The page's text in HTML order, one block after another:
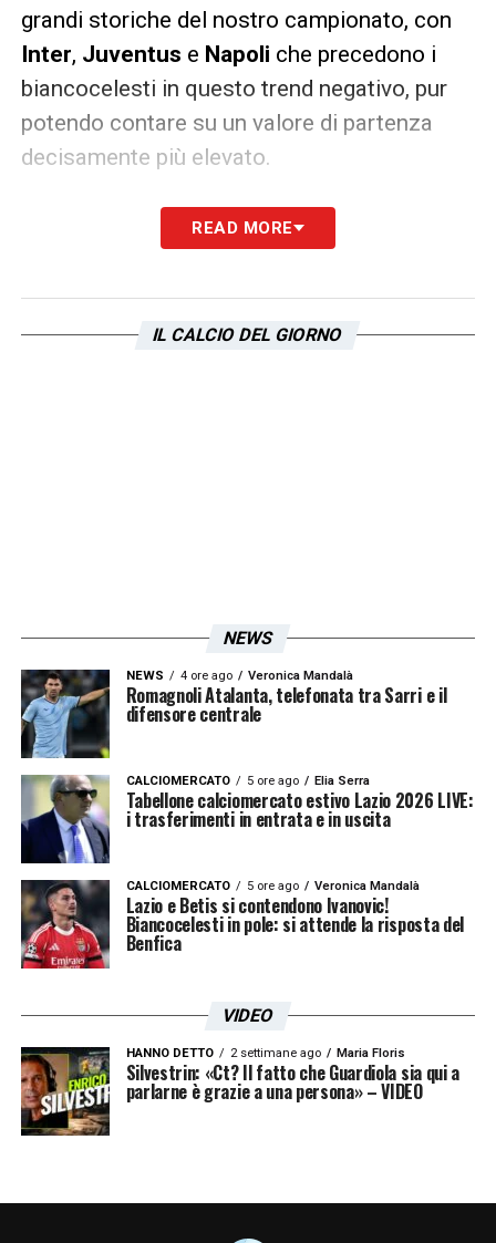
grandi storiche del nostro campionato, con
Inter, Juventus e Napoli che precedono i
biancocelesti in questo trend negativo, pur
potendo contare su un valore di partenza
decisamente più elevato.
La svalutazione dei gioielli
incontrate da diversi elementi della rosa
nell’ultima stagione. Molti calciatori, tra
LA PLAYLIST DELLE NOSTRE TOP NEWS
READ MORE
IL CALCIO DEL GIORNO
NEWS
NEWS 4 ore ago Veronica Mandalà
Romagnoli Atalanta, telefonata tra Sarri e il
difensore centrale
CALCIOMERCATO 5 ore ago Elia Serra
Tabellone calciomercato estivo Lazio 2026 LIVE:
i trasferimenti in entrata e in uscita
CALCIOMERCATO 5 ore ago Veronica Mandalà
Lazio e Betis si contendono Ivanovic!
Biancocelesti in pole: si attende la risposta del
Benfica
VIDEO
HANNO DETTO 2 settimane ago Maria Floris
Silvestrin: «Ct? Il fatto che Guardiola sia qui a
parlarne è grazie a una persona» – VIDEO